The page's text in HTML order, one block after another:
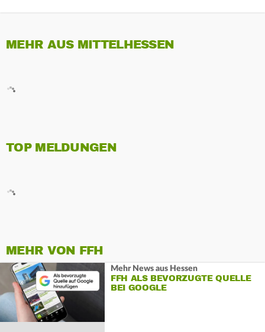
MEHR AUS MITTELHESSEN
TOP MELDUNGEN
MEHR VON FFH
Mehr News aus Hessen
FFH ALS BEVORZUGTE QUELLE
BEI GOOGLE